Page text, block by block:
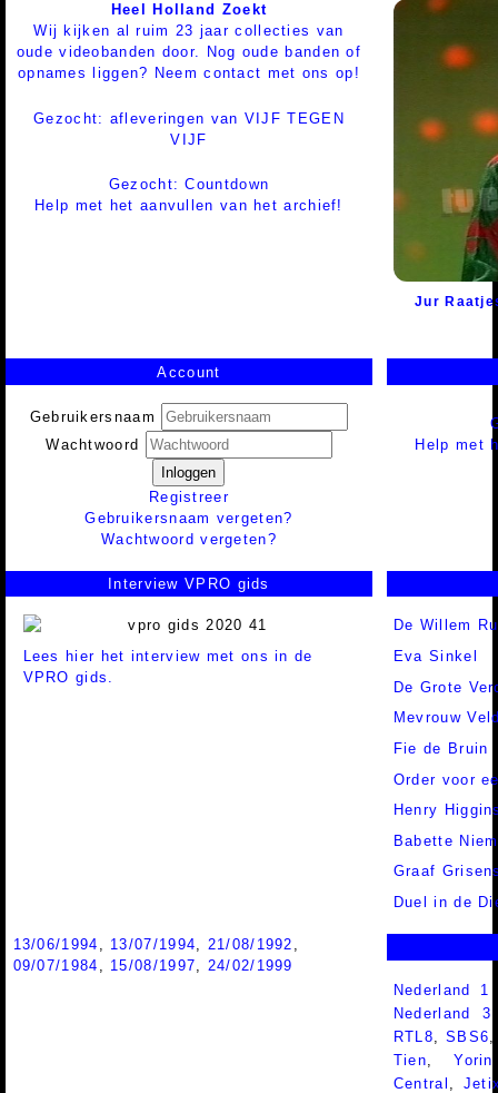
Heel Holland Zoekt
Wij kijken al ruim 23 jaar collecties van
oude videobanden door. Nog oude banden of
opnames liggen? Neem contact met ons op!
Gezocht: afleveringen van VIJF TEGEN
VIJF
Gezocht: Countdown
Help met het aanvullen van het archief!
Jur
Account
Gebruikersnaam
Wachtwoord
Inloggen
Registreer
Gebruikersnaam vergeten?
Wachtwoord vergeten?
Help met
Interview VPRO gids
Lees hier het interview met ons in de
VPRO gids.
De Willem
Eva Sinkel
De Grote
Mevrouw
Fie de Bruin
Order voor
Henry
Babette
Graaf
Duel in de
13/06/1994 , 13/07/1994, 21/08/1992 ,
09/07/1984 , 15/08/1997, 24/02/1999
Nederland 1
Nederland
RTL8 ,SBS6
Tien ,Yorin
Central